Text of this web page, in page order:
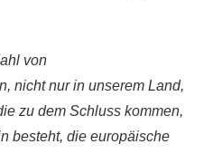
von
nicht nur in unserem Land,
zu dem Schluss kommen,
besteht, die europäische